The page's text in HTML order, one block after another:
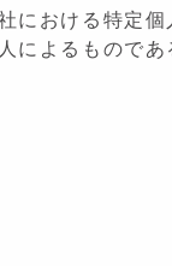
における特定
によるもので